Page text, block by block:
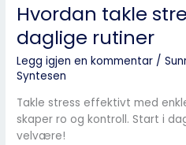
Hvordan takle
daglige rutiner
Legg igjen en kommentar /
Syntesen
Takle stress effektivt med
skaper ro og kontroll. Start i
velvære!